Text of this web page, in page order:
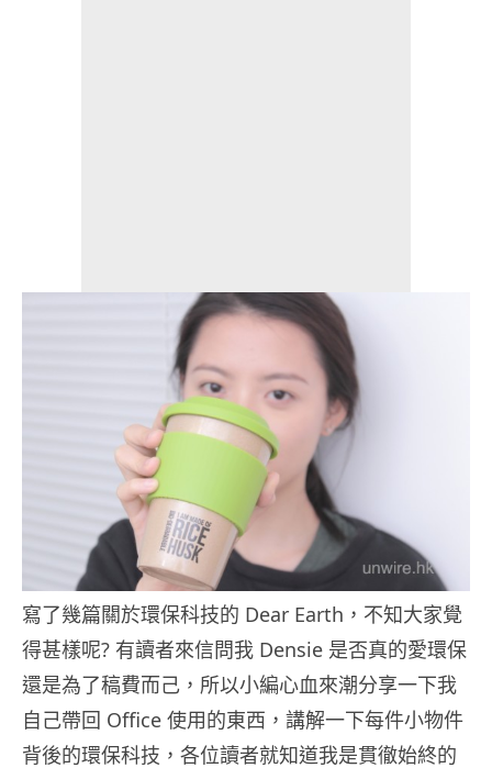
寫了幾篇關於環保科技的 Dear Earth，不知大家覺
得甚樣呢? 有讀者來信問我 Densie 是否真的愛環保
還是為了稿費而己，所以小編心血來潮分享一下我
自己帶回 Office 使用的東西，講解一下每件小物件
背後的環保科技，各位讀者就知道我是貫徹始終的